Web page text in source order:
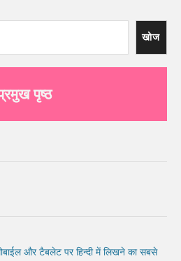
खोज
पृष्ठ
और टैबलेट पर हिन्दी में लिखने का सबसे